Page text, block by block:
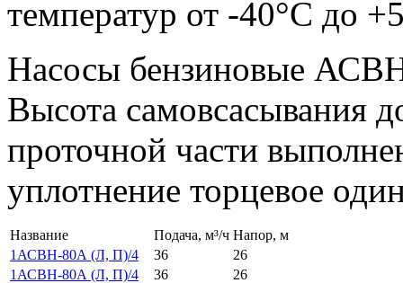
температур от -40°С до
Насосы бензиновые
Высота самовсасывания
проточной части
уплотнение торцевое
Название Подача, м³/ч Напор, м
1АСВН-80А (Л, П)/4
36
26
1АСВН-80А (Л, П)/4
36
26